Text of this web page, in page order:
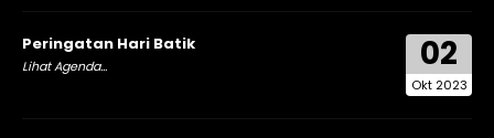
02
Okt 2023
Peringatan Hari Batik
Lihat Agenda...